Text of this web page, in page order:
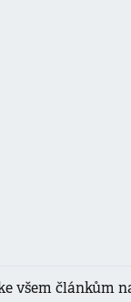
všem článkům